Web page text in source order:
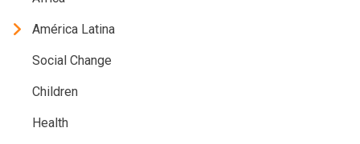
América Latina
Social Change
Children
Health